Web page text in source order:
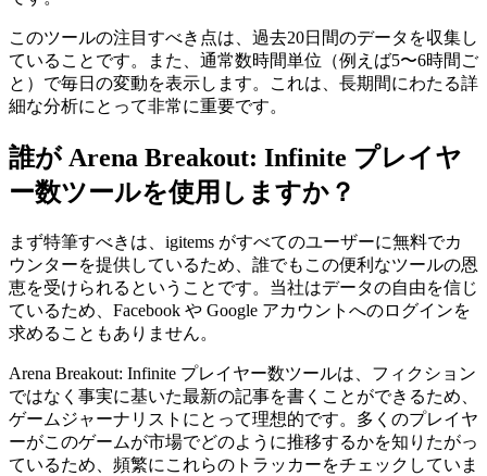
このツールの注目すべき点は、過去20日間のデータを収集し
ていることです。また、通常数時間単位（例えば5〜6時間ご
と）で毎日の変動を表示します。これは、長期間にわたる詳
細な分析にとって非常に重要です。
誰が Arena Breakout: Infinite プレイヤ
ー数ツールを使用しますか？
まず特筆すべきは、igitems がすべてのユーザーに無料でカ
ウンターを提供しているため、誰でもこの便利なツールの恩
恵を受けられるということです。当社はデータの自由を信じ
ているため、Facebook や Google アカウントへのログインを
求めることもありません。
Arena Breakout: Infinite プレイヤー数ツールは、フィクション
ではなく事実に基いた最新の記事を書くことができるため、
ゲームジャーナリストにとって理想的です。多くのプレイヤ
ーがこのゲームが市場でどのように推移するかを知りたがっ
ているため、頻繁にこれらのトラッカーをチェックしていま